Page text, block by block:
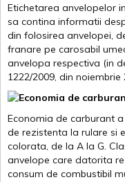
Etichetarea anvelopelor
sa contina informatii
din folosirea anvelopei,
franare pe carosabil
anvelopa respectiva (in
1222/2009, din noiembrie
Economia de carburant
de rezistenta la rulare si
colorata, de la A la G.
anvelope care datorita
consum de combustibil